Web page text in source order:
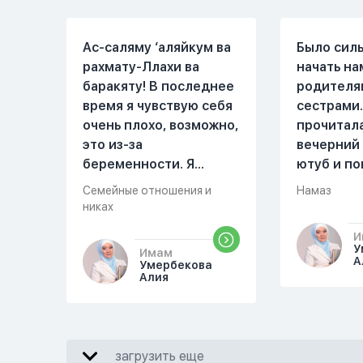
Ас-саляму ‘аляйкум ва
рахмату-Ллахи ва
баракяту! В последнее
время я чувствую себя
очень плохо, возможно,
это из-за
беременности. Я
разбудила мужа и
рассказала ему, что со
происходит,он потом
обратно ложился спать
это было около
плохо. Он ответил: «Я
Семейные отношения и
никах
Имам
Умербекова
Алия
Было
начать
ютуб и
увидала
она
намаз
сначала
Намаз
загрузить еще